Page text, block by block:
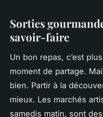
Sorties
savoir-faire
Un bon repas, c’est
moment de partage.
bien. Partir à la
mieux. Les marchés
samedis matin, sont